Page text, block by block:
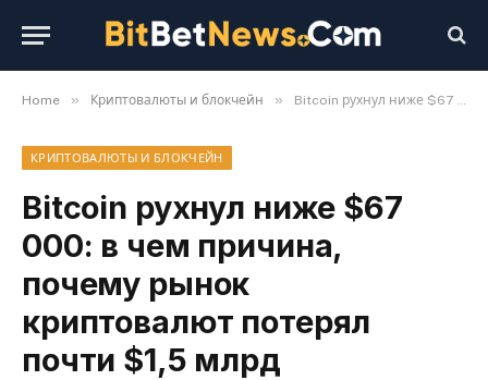
Home » Криптовалюты и блокчейн » Bitcoin рухнул ниже $67 000: в чем причина, почему рынок криптовалют потерял почти $1,5 млрд
КРИПТОВАЛЮТЫ И БЛОКЧЕЙН
Bitcoin рухнул ниже $67
000: в чем причина,
почему рынок
криптовалют потерял
почти $1,5 млрд